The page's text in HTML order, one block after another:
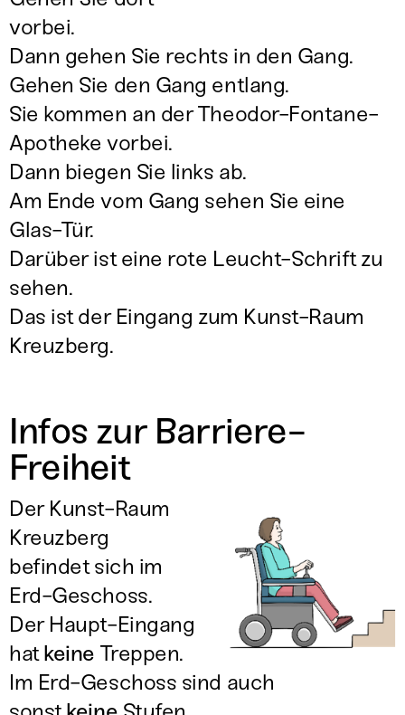
vorbei.
Dann gehen Sie rechts in den Gang.
Gehen Sie den Gang entlang.
Sie kommen an der Theodor-Fontane-
Apotheke vorbei.
Dann biegen Sie links ab.
Am Ende vom Gang sehen Sie eine
Glas-Tür.
Darüber ist eine rote Leucht-Schrift zu
sehen.
Das ist der Eingang zum Kunst-Raum
Kreuzberg.
Infos zur Barriere-
Freiheit
Der Kunst-Raum
Kreuzberg
befindet sich im
Erd-Geschoss.
Der Haupt-Eingang
hatkeine Treppen.
Im Erd-Geschoss sind auch